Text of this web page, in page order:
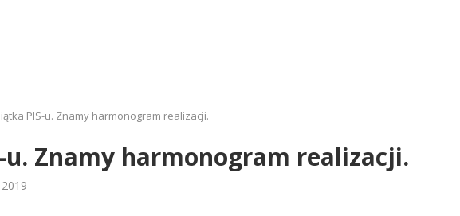
PIS-u. Znamy harmonogram realizacji.
Znamy harmonogram realizacji.